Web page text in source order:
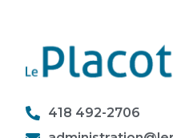
418 492-2706